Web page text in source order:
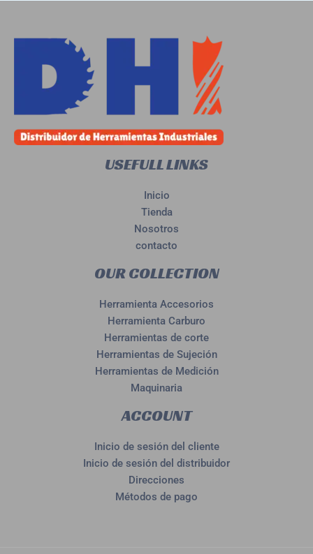
USEFULL LINKS
Inicio
Tienda
Nosotros
contacto
OUR COLLECTION
Herramienta Accesorios
Herramienta Carburo
Herramientas de corte
Herramientas de Sujeción
Herramientas de Medición
Maquinaria
ACCOUNT
Inicio de sesión del cliente
Inicio de sesión del distribuidor
Direcciones
Métodos de pago